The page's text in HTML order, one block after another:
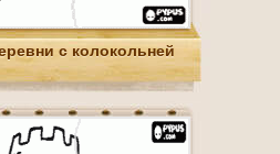
с колокольней